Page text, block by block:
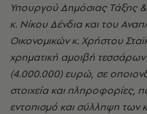
Υπουργού Δημόσιας Τάξης
κ. Νίκου Δένδια και του
Οικονομικών κ. Χρήστου
χρηματική αμοιβή
(4.000.000) ευρώ, σε
στοιχεία και πληροφορίες,
εντοπισμό και σύλληψη των